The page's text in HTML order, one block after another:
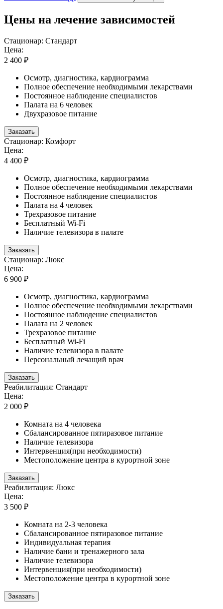
Цены на лечение зависимостей
Стационар: Стандарт
Цена:
2 400 ₽
Осмотр, диагностика, кардиограмма
Полное обеспечение необходимыми лекарствами
Постоянное наблюдение специалистов
Палата на 6 человек
Двухразовое питание
Заказать
Стационар: Комфорт
Цена:
4 400 ₽
Осмотр, диагностика, кардиограмма
Полное обеспечение необходимыми лекарствами
Постоянное наблюдение специалистов
Палата на 4 человек
Трехразовое питание
Бесплатный Wi-Fi
Наличие телевизора в палате
Заказать
Стационар: Люкс
Цена:
6 900 ₽
Осмотр, диагностика, кардиограмма
Полное обеспечение необходимыми лекарствами
Постоянное наблюдение специалистов
Палата на 2 человек
Трехразовое питание
Бесплатный Wi-Fi
Наличие телевизора в палате
Персональный лечащий врач
Заказать
Реабилитация: Стандарт
Цена:
2 000 ₽
Комната на 4 человека
Сбалансированное пятиразовое питание
Наличие телевизора
Интервенция(при необходимости)
Местоположение центра в курортной зоне
Заказать
Реабилитация: Люкс
Цена:
3 500 ₽
Комната на 2-3 человека
Сбалансированное пятиразовое питание
Индивидуальная терапия
Наличие бани и тренажерного зала
Наличие телевизора
Интервенция(при необходимости)
Местоположение центра в курортной зоне
Заказать